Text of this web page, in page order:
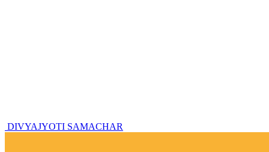
DIVYAJYOTI SAMACHAR